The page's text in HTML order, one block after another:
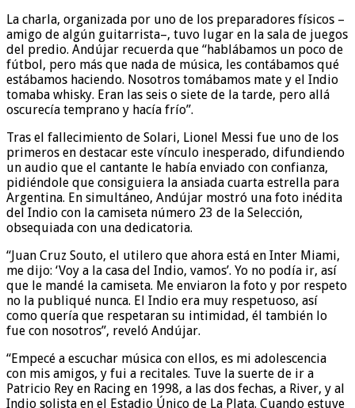
La charla, organizada por uno de los preparadores físicos –
amigo de algún guitarrista–, tuvo lugar en la sala de juegos
del predio. Andújar recuerda que “hablábamos un poco de
fútbol, pero más que nada de música, les contábamos qué
estábamos haciendo. Nosotros tomábamos mate y el Indio
tomaba whisky. Eran las seis o siete de la tarde, pero allá
oscurecía temprano y hacía frío”.
Tras el fallecimiento de Solari, Lionel Messi fue uno de los
primeros en destacar este vínculo inesperado, difundiendo
un audio que el cantante le había enviado con confianza,
pidiéndole que consiguiera la ansiada cuarta estrella para
Argentina. En simultáneo, Andújar mostró una foto inédita
del Indio con la camiseta número 23 de la Selección,
obsequiada con una dedicatoria.
“Juan Cruz Souto, el utilero que ahora está en Inter Miami,
me dijo: ‘Voy a la casa del Indio, vamos’. Yo no podía ir, así
que le mandé la camiseta. Me enviaron la foto y por respeto
no la publiqué nunca. El Indio era muy respetuoso, así
como quería que respetaran su intimidad, él también lo
fue con nosotros”, reveló Andújar.
“Empecé a escuchar música con ellos, es mi adolescencia
con mis amigos, y fui a recitales. Tuve la suerte de ir a
Patricio Rey en Racing en 1998, a las dos fechas, a River, y al
Indio solista en el Estadio Único de La Plata. Cuando estuve